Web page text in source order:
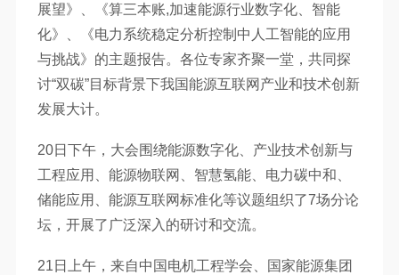
展望》、《算三本账,加速能源行业数字化、智能
化》、《电力系统稳定分析控制中人工智能的应用
与挑战》的主题报告。各位专家齐聚一堂，共同探
讨“双碳”目标背景下我国能源互联网产业和技术创新
发展大计。
20日下午，大会围绕能源数字化、产业技术创新与
工程应用、能源物联网、智慧氢能、电力碳中和、
储能应用、能源互联网标准化等议题组织了7场分论
坛，开展了广泛深入的研讨和交流。
21日上午，来自中国电机工程学会、国家能源集团